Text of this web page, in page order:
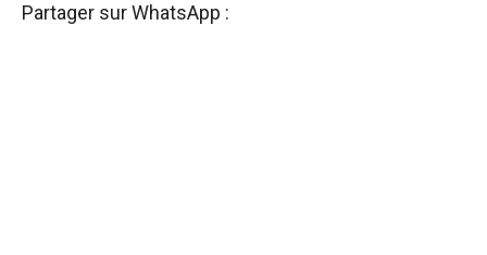
Partager sur WhatsApp :